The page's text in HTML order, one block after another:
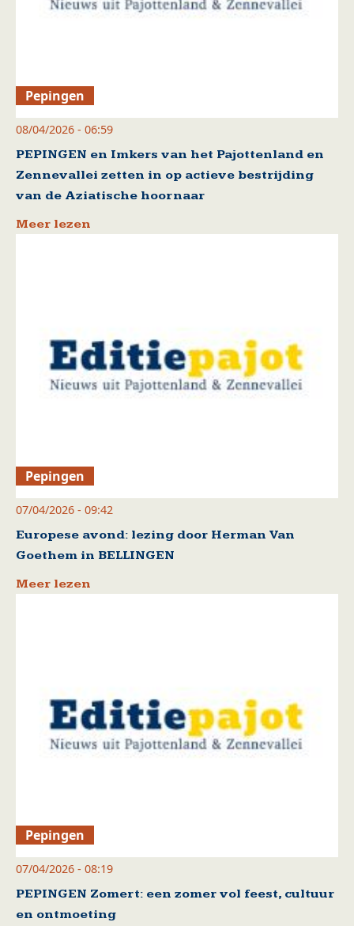
Pepingen
08/04/2026 - 06:59
PEPINGEN en Imkers van het Pajottenland en
Zennevallei zetten in op actieve bestrijding
van de Aziatische hoornaar
Meer lezen
Pepingen
07/04/2026 - 09:42
Europese avond: lezing door Herman Van
Goethem in BELLINGEN
Meer lezen
Pepingen
07/04/2026 - 08:19
PEPINGEN Zomert: een zomer vol feest, cultuur
en ontmoeting